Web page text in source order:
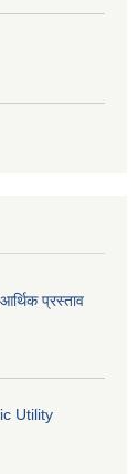
प्रस्ताव
Utility